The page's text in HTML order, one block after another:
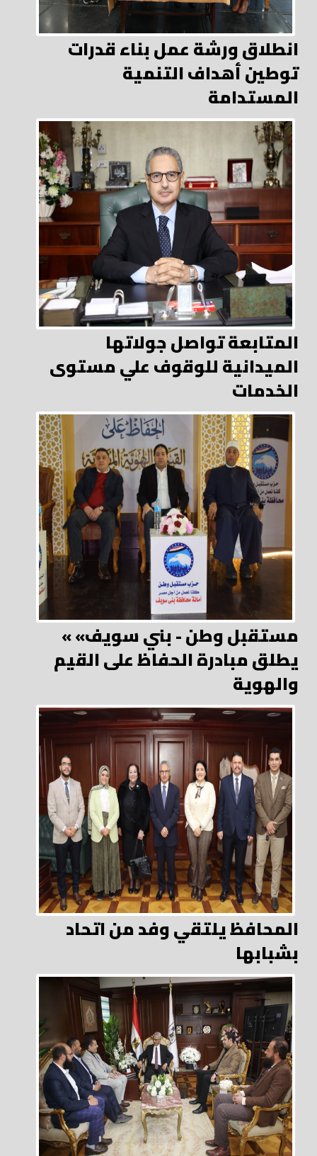
انطلاق ورشة عمل بناء قدرات
توطين أهداف التنمية
المستدامة
المتابعة تواصل جولاتها
الميدانية للوقوف علي مستوى
الخدمات
« مستقبل وطن - بني سويف»
يطلق مبادرة الحفاظ على القيم
والهوية
المحافظ يلتقي وفد من اتحاد
بشبابها